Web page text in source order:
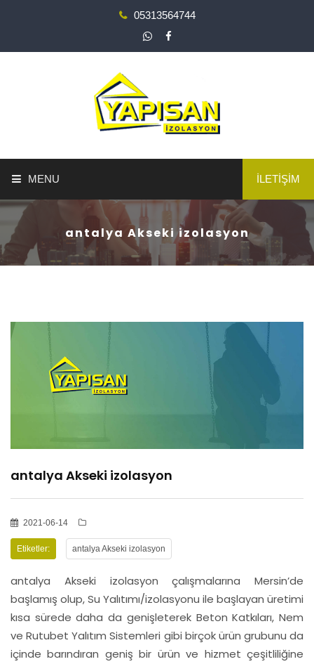
05313564744
MENU
ANA SAYFA
HİZMETLER
BÖLGELER
OSMANİYE
İZOLASYON
BLOG
İLETİŞİM
antalya Akseki izolasyon
antalya Akseki izolasyon
2021-06-14
Etiketler: antalya Akseki izolasyon
antalya Akseki izolasyon çalışmalarına Mersin’de
başlamış olup, Su Yalıtımı/izolasyonu ile başlayan üretimi
kısa sürede daha da genişleterek Beton Katkıları, Nem
ve Rutubet Yalıtım Sistemleri gibi birçok ürün grubunu da
içinde barındıran geniş bir ürün ve hizmet çeşitliliğine